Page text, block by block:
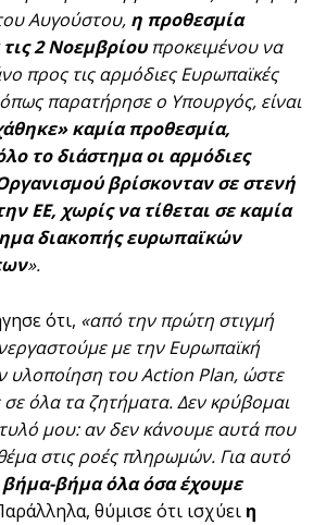
Αυγούστου, η προθεσμία
2 Νοεμβρίουπροκειμένου να
προς τις αρμόδιες Ευρωπαϊκές
παρατήρησε ο Υπουργός, είναι
καμία προθεσμία,
το διάστημα οι αρμόδιες
βρίσκονταν σε στενή
ΕΕ, χωρίς να τίθεται σε καμία
διακοπής ευρωπαϊκών
».
ότι, «από την πρώτη στιγμή
με την Ευρωπαϊκή
υλοποίηση του Action Plan, ώστε
όλα τα ζητήματα. Δεν κρύβομαι
μου: αν δεν κάνουμε αυτά που
στις ροές πληρωμών. Για αυτό
βήμα όλα όσα έχουμε
θύμισε ότι ισχύει η